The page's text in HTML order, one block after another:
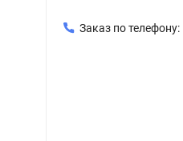
Заказ по телефону: